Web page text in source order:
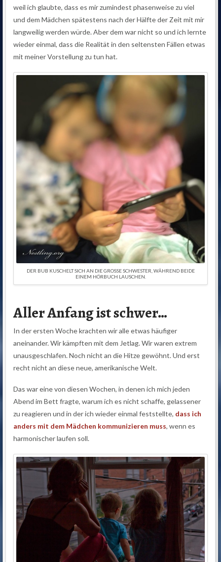
weil ich glaubte, dass es mir zumindest phasenweise zu viel
und dem Mädchen spätestens nach der Hälfte der Zeit mit mir
langweilig werden würde. Aber dem war nicht so und ich lernte
wieder einmal, dass die Realität in den seltensten Fällen etwas
mit meiner Vorstellung zu tun hat.
DER BUB KUSCHELT SICH AN DIE GROSSE SCHWESTER, WÄHREND BEIDE E
INEM HÖRBUCH LAUSCHEN.
Aller Anfang ist schwer…
In der ersten Woche krachten wir alle etwas häufiger
aneinander. Wir kämpften mit dem Jetlag. Wir waren extrem
unausgeschlafen. Noch nicht an die Hitze gewöhnt. Und erst
recht nicht an diese neue, amerikanische Welt.
Das war eine von diesen Wochen, in denen ich mich jeden
Abend im Bett fragte, warum ich es nicht schaffe, gelassener
zu reagieren und in der ich wieder einmal feststellte, dass ich
anders mit dem Mädchen kommunizieren muss, wenn es
harmonischer laufen soll.